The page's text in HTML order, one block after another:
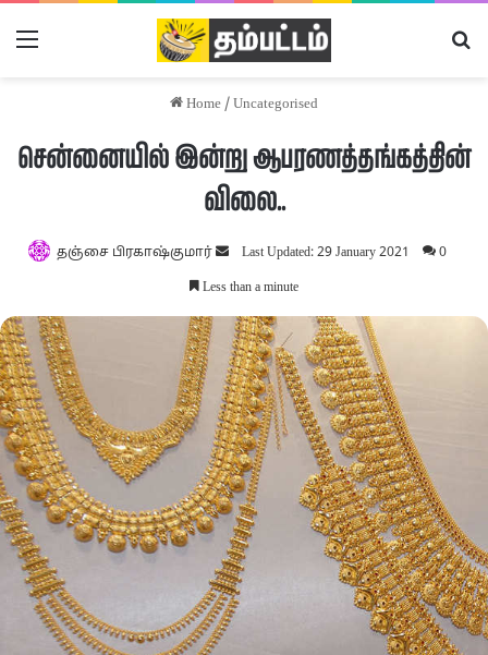
Menu
Home/Uncategorised
சென்னையில் இன்று ஆபரணத்தங்கத்தின்
விலை..
தஞ்சை பிரகாஷ்குமார்
Send
an
Last Updated: 29 January 2021 0
Less than a minute